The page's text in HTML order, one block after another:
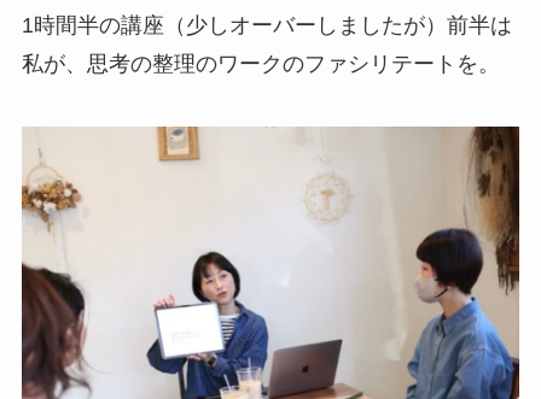
1時間半の講座（少しオーバーしましたが）前半は
私が、思考の整理のワークのファシリテートを。